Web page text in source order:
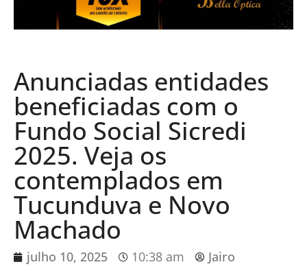
Anunciadas entidades
beneficiadas com o
Fundo Social Sicredi
2025. Veja os
contemplados em
Tucunduva e Novo
Machado
julho 10, 2025 10:38 am Jairo